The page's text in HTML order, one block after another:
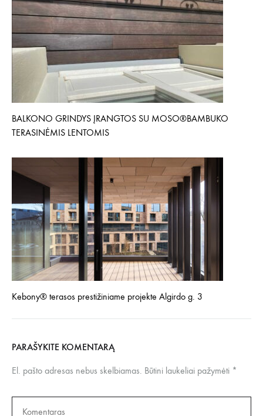
BALKONO GRINDYS ĮRANGTOS SU MOSO®BAMBUKO
TERASINĖMIS LENTOMIS
Kebony® terasos prestižiniame projekte Algirdo g. 3
PARAŠYKITE KOMENTARĄ
El. pašto adresas nebus skelbiamas. Būtini laukeliai pažymėti *